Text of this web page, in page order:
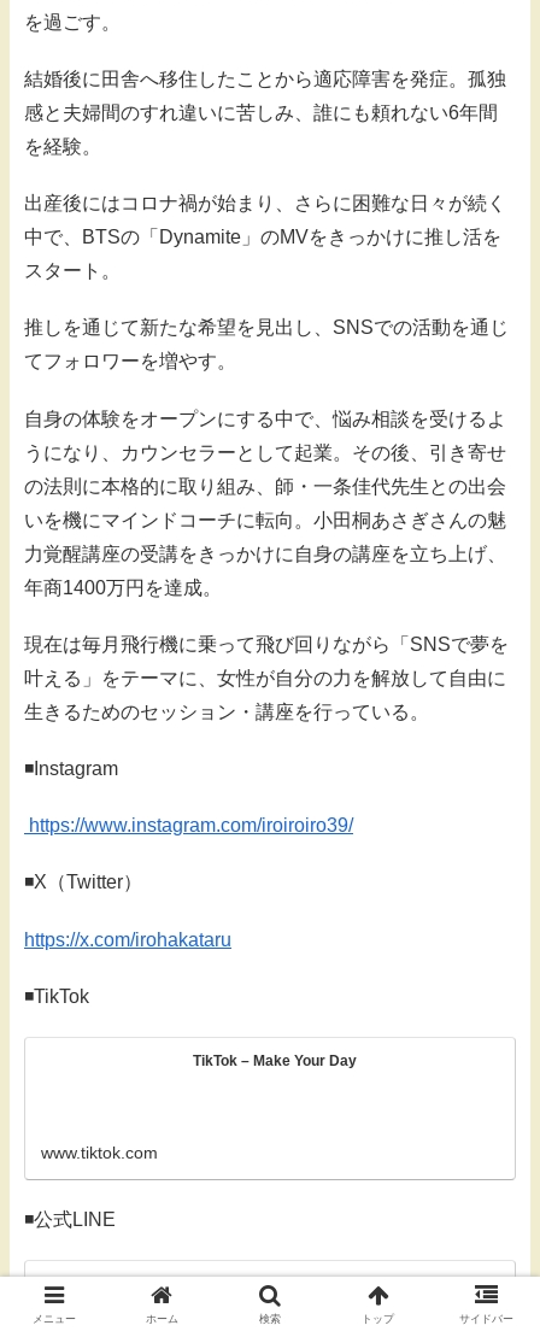
を過ごす。
結婚後に田舎へ移住したことから適応障害を発症。孤独
感と夫婦間のすれ違いに苦しみ、誰にも頼れない6年間
を経験。
出産後にはコロナ禍が始まり、さらに困難な日々が続く
中で、BTSの「Dynamite」のMVをきっかけに推し活を
スタート。
推しを通じて新たな希望を見出し、SNSでの活動を通じ
てフォロワーを増やす。
自身の体験をオープンにする中で、悩み相談を受けるよ
うになり、カウンセラーとして起業。その後、引き寄せ
の法則に本格的に取り組み、師・一条佳代先生との出会
いを機にマインドコーチに転向。小田桐あさぎさんの魅
力覚醒講座の受講をきっかけに自身の講座を立ち上げ、
年商1400万円を達成。
現在は毎月飛行機に乗って飛び回りながら「SNSで夢を
叶える」をテーマに、女性が自分の力を解放して自由に
生きるためのセッション・講座を行っている。
◾️Instagram
https://www.instagram.com/iroiroiro39/
◾️X（Twitter）
https://x.com/irohakataru
◾️TikTok
TikTok – Make Your Day
www.tiktok.com
◾️公式LINE
Add LINE friend
メニュー ホーム 検索 トップ サイドバー